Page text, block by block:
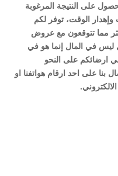
على النتيجة المرغوبة
الوقت، توفر لكم
مما تتوقعون مع عروض
ليس في المال إنما هو في
ارضائكم على النحو
بنا على احد ارقام هواتفنا او